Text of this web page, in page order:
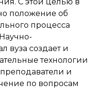
положение об
процесса
вуза создает и
технологии
и
по вопросам